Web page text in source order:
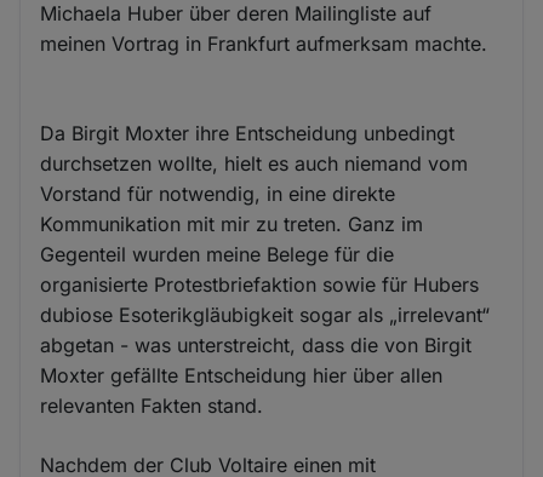
Michaela Huber über deren Mailingliste auf
meinen Vortrag in Frankfurt aufmerksam machte.
Da Birgit Moxter ihre Entscheidung unbedingt
durchsetzen wollte, hielt es auch niemand vom
Vorstand für notwendig, in eine direkte
Kommunikation mit mir zu treten. Ganz im
Gegenteil wurden meine Belege für die
organisierte Protestbriefaktion sowie für Hubers
dubiose Esoterikgläubigkeit sogar als „irrelevant“
abgetan - was unterstreicht, dass die von Birgit
Moxter gefällte Entscheidung hier über allen
relevanten Fakten stand.
Nachdem der Club Voltaire einen mit